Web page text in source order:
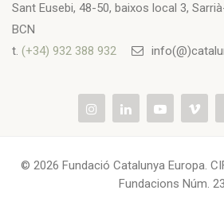
Sant Eusebi, 48-50, baixos local 3,
BCN
t. (+34) 932 388 932
© 2026 Fundació Catalunya Europa.
Fundacions Núm.